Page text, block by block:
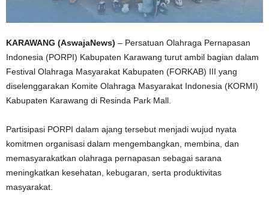
KARAWANG (AswajaNews) – Persatuan Olahraga Pernapasan
Indonesia (PORPI) Kabupaten Karawang turut ambil bagian dalam
Festival Olahraga Masyarakat Kabupaten (FORKAB) III yang
diselenggarakan Komite Olahraga Masyarakat Indonesia (KORMI)
Kabupaten Karawang di Resinda Park Mall.
Partisipasi PORPI dalam ajang tersebut menjadi wujud nyata
komitmen organisasi dalam mengembangkan, membina, dan
memasyarakatkan olahraga pernapasan sebagai sarana
meningkatkan kesehatan, kebugaran, serta produktivitas
masyarakat.